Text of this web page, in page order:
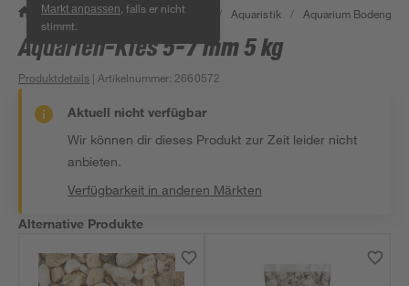
Markt anpassen , falls er nicht
stimmt.
/ Garten & Freizeit / Tierbedarf / Aquaristik / Aquarium
Aquarien-Kies 5-7 mm 5 kg
Produktdetails | Artikelnummer: 2660572
Aktuell nicht verfügbar
Wir können dir dieses Produkt zur Zeit leider nicht
anbieten.
Verfügbarkeit in anderen Märkten
Alternative Produkte